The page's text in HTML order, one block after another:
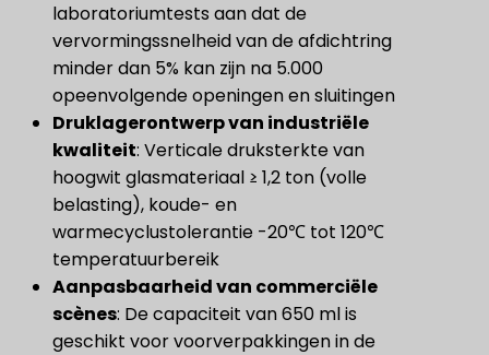
laboratoriumtests aan dat de
vervormingssnelheid van de afdichtring
minder dan 5% kan zijn na 5.000
opeenvolgende openingen en sluitingen
Druklagerontwerp van industriële
kwaliteit: Verticale druksterkte van
hoogwit glasmateriaal ≥ 1,2 ton (volle
belasting), koude- en
warmecyclustolerantie -20℃ tot 120℃
temperatuurbereik
Aanpasbaarheid van commerciële
scènes: De capaciteit van 650 ml is
geschikt voor voorverpakkingen in de